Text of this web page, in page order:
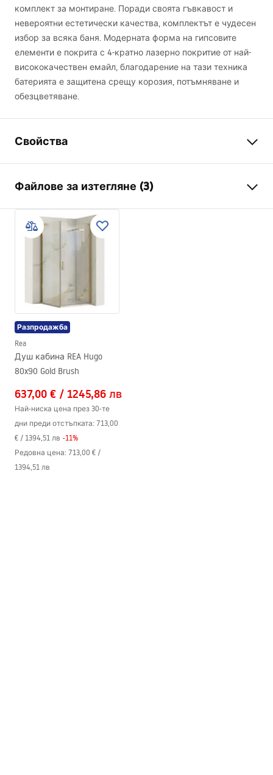
комплект за монтиране. Поради своята гъвкавост и
невероятни естетически качества, комплектът е чудесен
избор за всяка баня. Модерната форма на гипсовите
елементи е покрита с 4-кратно лазерно покритие от най-
висококачествен емайл, благодарение на тази техника
батерията е защитена срещу корозия, потъмняване и
обезцветяване.
Свойства
Материал
Месинг , ABS
Тип батерия
Термостатична
Начин на монтаж
Регулиране на височината
Излив за вана
Регулиране на налягането
Система Anti-Calc
Технология
Гаранция
Файлове за изтегляне (3)
Информация за безопасност
Safety_Information_Shower_set.pdf
Гаранционни условия
Warranty_Terms_and_Conditions_Faucets_-_5.pdf
Инструкции за монтаж
shower_set.pdf
Разпродажба
Rea
Душ кабина REA Hugo
80x90 Gold Brush
637,00 € / 1245,86 лв
Най-ниска цена през 30-те
дни преди отстъпката: 713,00
€ / 1394,51 лв -11%
Редовна цена: 713,00 € /
1394,51 лв